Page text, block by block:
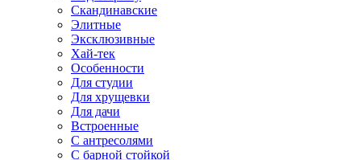
Скандинавские
Элитные
Эксклюзивные
Хай-тек
Особенности
Для студии
Для хрущевки
Для дачи
Встроенные
С антресолями
С барной стойкой